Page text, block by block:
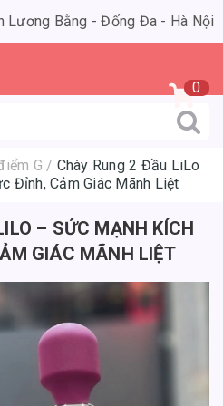
Lương Bằng - Đống Đa - Hà Nội
0
G / Chày Rung 2 Đầu LiLo
Đỉnh, Cảm Giác Mãnh Liệt
– SỨC MẠNH KÍCH
GIÁC MÃNH LIỆT